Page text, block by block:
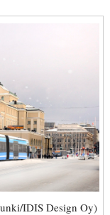
IDIS Design Oy)